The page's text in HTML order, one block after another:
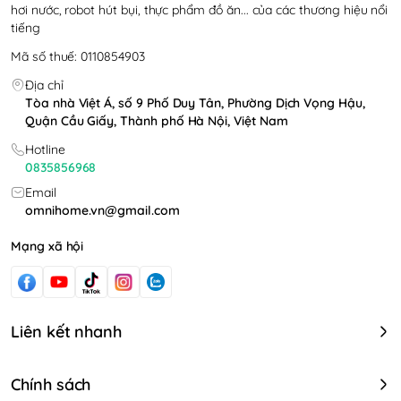
Công nghệ làm chín thực
phẩm hiện đại, tự động ngắt
khi quá nhiệt
hơi nước, robot hút bụi, thực phẩm đồ ăn... của các thương hiệu nổi
tiếng
Mã số thuế: 0110854903
Địa chỉ
Tòa nhà Việt Á, số 9 Phố Duy Tân, Phường Dịch Vọng Hậu,
Quận Cầu Giấy, Thành phố Hà Nội, Việt Nam
Hotline
0835856968
Email
omnihome.vn@gmail.com
Mạng xã hội
Liên kết nhanh
Chính sách